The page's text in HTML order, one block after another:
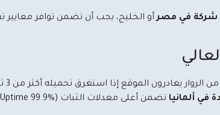
شركة في مصرأو الخليج، يجب أن تضمن توافر معايير
في ألمانيا تضمن أعلى معدلات الثبات (Uptime 99.9%) وسرعة استجابة فائقة للمستخدمين داخل السعودية ومصر.